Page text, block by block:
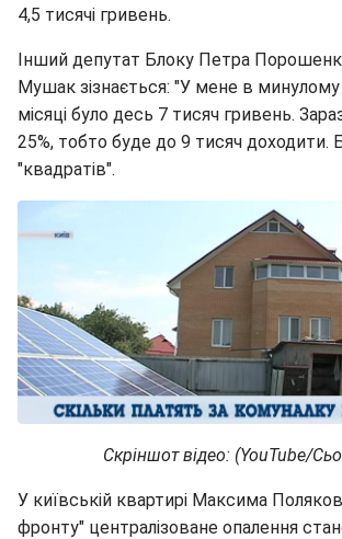
4,5 тисячі гривень.
Інший депутат Блоку Петра
Мушак зізнається: "У мене в минулому
місяці було десь 7 тисяч гривень.
25%, тобто буде до 9 тисяч доходити.
"квадратів".
Скріншот відео: (YouTube/
У київській квартирі Максима
фронту" централізоване опалення